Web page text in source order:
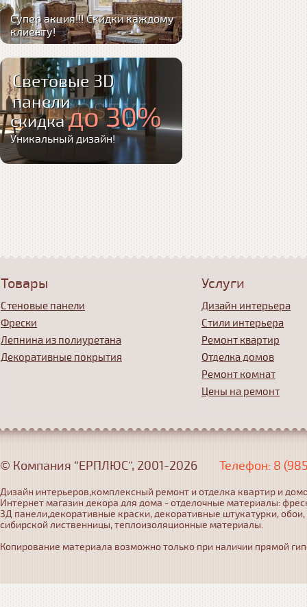
Супер акция!!! Скидки каждому
клиенту!
Световые 3D
панели
скидкадо 30%
Уникальный дизайн!
Товары
Стеновые панели
Фрески
Лепнина из полиуретана
Декоративные покрытия
Услуги
Дизайн интерьера
Стили интерьера
Ремонт квартир
Отделка домов
Ремонт комнат
Цены на ремонт
© Компания “ЕРПЛЮС”, 2001-2026 Телефон: 8
Дизайн интерьеров,комплексный ремонт и отделка квартир и
Интернет магазин декора для дома - отделочные материалы:
3Д панели,декоративные краски, декоративные штукатурки,
сибирской лиственницы, теплоизоляционные материалы.
Копирование материала возможно только при наличии прямой